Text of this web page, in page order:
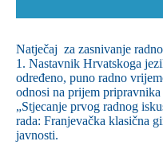
Natječaj za zasnivanje
1. Nastavnik Hrvatskoga
određeno, puno radno
odnosi na prijem
„Stjecanje prvog radnog
rada: Franjevačka klasična
javnosti.